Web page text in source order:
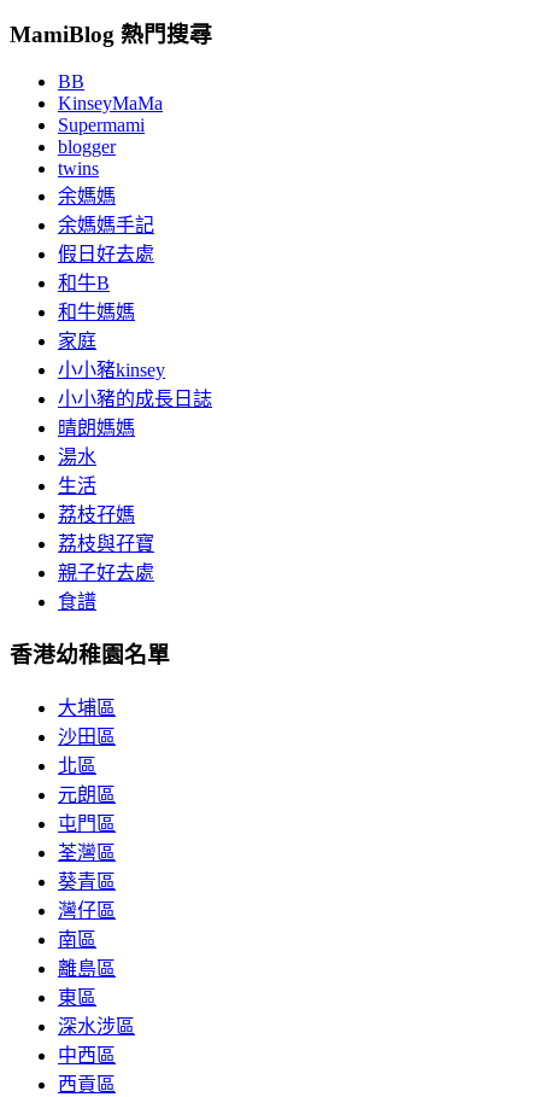
MamiBlog 熱門搜尋
BB
KinseyMaMa
Supermami
blogger
twins
余媽媽
余媽媽手記
假日好去處
和牛B
和牛媽媽
家庭
小小豬kinsey
小小豬的成長日誌
晴朗媽媽
湯水
生活
荔枝孖媽
荔枝與孖寶
親子好去處
食譜
香港幼稚園名單
大埔區
沙田區
北區
元朗區
屯門區
荃灣區
葵青區
灣仔區
南區
離島區
東區
深水涉區
中西區
西貢區